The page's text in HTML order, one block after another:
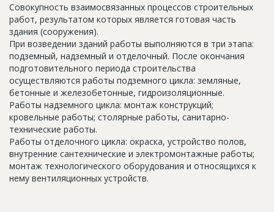
Совокупность взаимосвязанных процессов строительных
работ, результатом которых является готовая часть
здания (сооружения).
При возведении зданий работы выполняются в три этапа:
подземный, надземный и отделочный. После окончания
подготовительного периода строительства
осуществляются работы подземного цикла: земляные,
бетонные и железобетонные, гидроизоляционные.
Работы надземного цикла: монтаж конструкций;
кровельные работы; столярные работы, санитарно-
технические работы.
Работы отделочного цикла: окраска, устройство полов,
внутренние сантехнические и электромонтажные работы;
монтаж технологического оборудования и относящихся к
нему вентиляционных устройств.